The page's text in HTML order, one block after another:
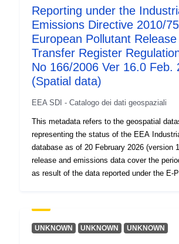
Projekte generell verboten sind, Blau ist die
Gebiete, in denen Projekte bestimmte
erfüllen müssen. Andere spezifische
Frames können für die Darstellung von
einer bestimmten Funktion oder Natur
Die Einzelheiten der Zoneneinteilungen des
RRP sind in der Zonenverordnung und in
Dokumenten der Sperrzonen einzusehen,
kann.
Reporting under the
Emissions Directive 2010/
European Pollutant Release
Transfer Register
No 166/2006 Ver 16.0 Feb.
(Spatial data)
EEA SDI - Catalogo dei dati geospaziali
This metadata refers to the geospatial
representing the status of the EEA
database as of 20 February 2026 (version 16).
release and emissions data cover the
as result of the data reported under the E-
EEA under Industrial Emissions Directive
2010/75/EU Commission Implementing
UNKNOWN UNKNOWN UNKNOWN